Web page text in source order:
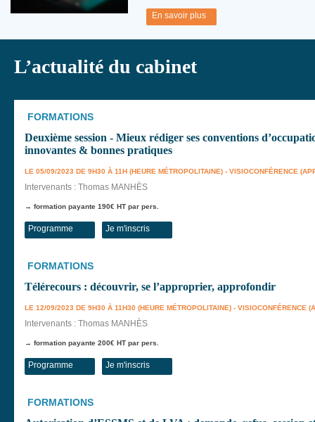
En savoir plus
L’actualité du cabinet
FORMATIONS
Deuxième session - Mieux rédiger ses conventions
innovantes & bonnes pratiques
LE 05/09/2023 DE 9H30 À 11H (HEURE MÉTROPOLITAINE) - VISIOCONFÉRENCE
Intervenants : Thomas MANHÈS
→ formation payante 190€ HT par pers.
Programme Je m'inscris
FORMATIONS
Télérecours : découvrir, se l’approprier, approfondir
LE 12/09/2023 DE 9H30 À 11H30 (HEURE MÉTROPOLITAINE) - VISIOCONFÉRENCE
Intervenants : Thomas MANHÈS
→ formation payante 200€ HT par pers.
Programme Je m'inscris
FORMATIONS